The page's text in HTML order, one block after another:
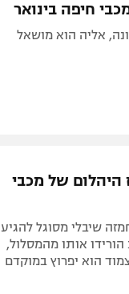
חיפה בינואר
אליה הוא מושאל
אבל אז היהלום של מכבי
שיבלי מסוגל להגיע
אותו מהמסלול,
הוא יפרוץ במוקדם